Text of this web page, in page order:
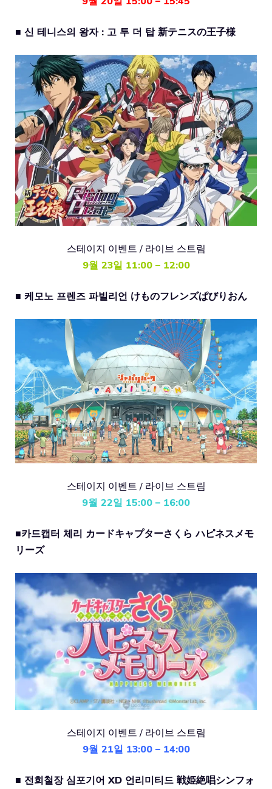
■ 신 테니스의 왕자 : 고 투 더 탑 新テニスの王子様
스테이지 이벤트 / 라이브 스트림
9월 23일 11:00 – 12:00
■ 케모노 프렌즈 파빌리언 けものフレンズぱびりおん
스테이지 이벤트 / 라이브 스트림
9월 22일 15:00 – 16:00
■카드캡터 체리 カードキャプターさくら ハピネスメモ
リーズ
스테이지 이벤트 / 라이브 스트림
9월 21일 13:00 – 14:00
■ 전희철장 심포기어 XD 언리미티드 戦姫絶唱シンフォ